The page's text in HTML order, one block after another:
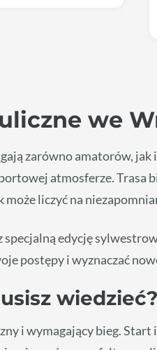
we
zarówno amatorów,
atmosferze. Trasa
liczyć na
edycję
postępy i wyznaczać
wiedzieć?
i wymagający bieg.